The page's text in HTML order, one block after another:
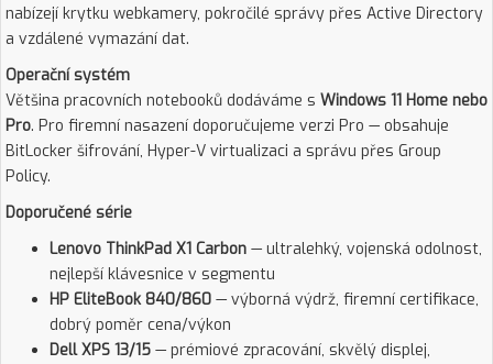
nabízejí krytku webkamery, pokročilé správy přes Active Directory
a vzdálené vymazání dat.
Operační systém
Většina pracovních notebooků dodáváme s Windows 11 Home nebo
Pro. Pro firemní nasazení doporučujeme verzi Pro — obsahuje
BitLocker šifrování, Hyper-V virtualizaci a správu přes Group
Policy.
Doporučené série
Lenovo ThinkPad X1 Carbon — ultralehký, vojenská odolnost,
nejlepší klávesnice v segmentu
HP EliteBook 840/860 — výborná výdrž, firemní certifikace,
dobrý poměr cena/výkon
Dell XPS 13/15 — prémiové zpracování, skvělý displej,